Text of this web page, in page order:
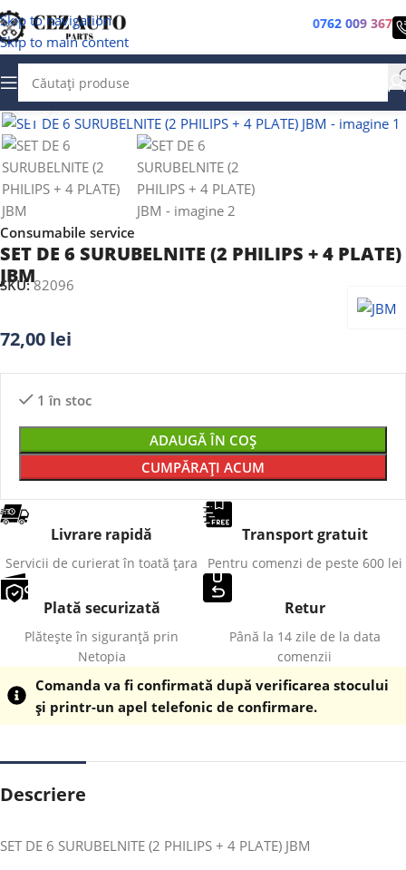
Skip to navigation
Skip to main content
0762 009 367
Faceți clic pentru a mări
Consumabile service
SET DE 6 SURUBELNITE (2 PHILIPS + 4 PLATE)
JBM
SKU:82096
72,00 lei
1 în stoc
ADAUGĂ ÎN COȘ
CUMPĂRAȚI ACUM
Livrare rapidă
Servicii de curierat în toată țara
Transport gratuit
Pentru comenzi de peste 600 lei
Plată securizată
Plătește în siguranță prin
Netopia
Retur
Până la 14 zile de la data
comenzii
Comanda va fi confirmată după verificarea stocului
și printr-un apel telefonic de confirmare.
Descriere
SET DE 6 SURUBELNITE (2 PHILIPS + 4 PLATE) JBM